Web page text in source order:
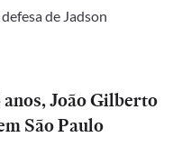
de Jadson
João Gilberto
São Paulo